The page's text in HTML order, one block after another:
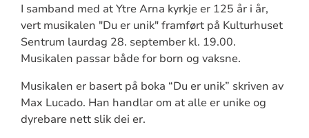
I samband med at Ytre Arna kyrkje er 125 år i år,
vert musikalen "Du er unik" framført på Kulturhuset
Sentrum laurdag 28. september kl. 19.00.
Musikalen passar både for born og vaksne.
Musikalen er basert på boka “Du er unik” skriven av
Max Lucado. Han handlar om at alle er unike og
dyrebare nett slik dei er.